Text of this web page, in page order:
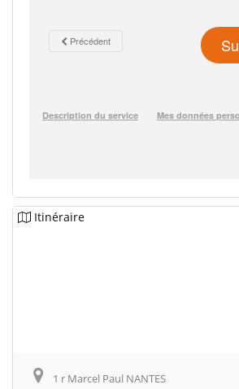
Itinéraire
1 r Marcel Paul NANTES